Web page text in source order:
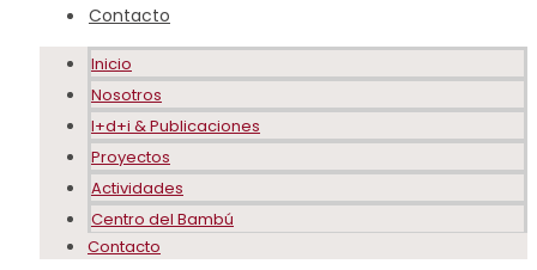
Contacto
Inicio
Nosotros
I+d+i & Publicaciones
Proyectos
Actividades
Centro del Bambú
Contacto